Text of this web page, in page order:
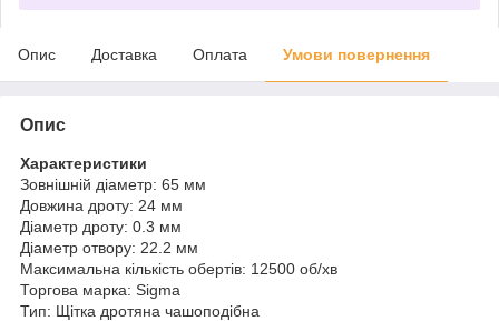
Опис Доставка Оплата Умови повернення
Опис
Характеристики
Зовнішній діаметр: 65 мм
Довжина дроту: 24 мм
Діаметр дроту: 0.3 мм
Діаметр отвору: 22.2 мм
Максимальна кількість обертів: 12500 об/хв
Торгова марка: Sigma
Тип: Щітка дротяна чашоподібна